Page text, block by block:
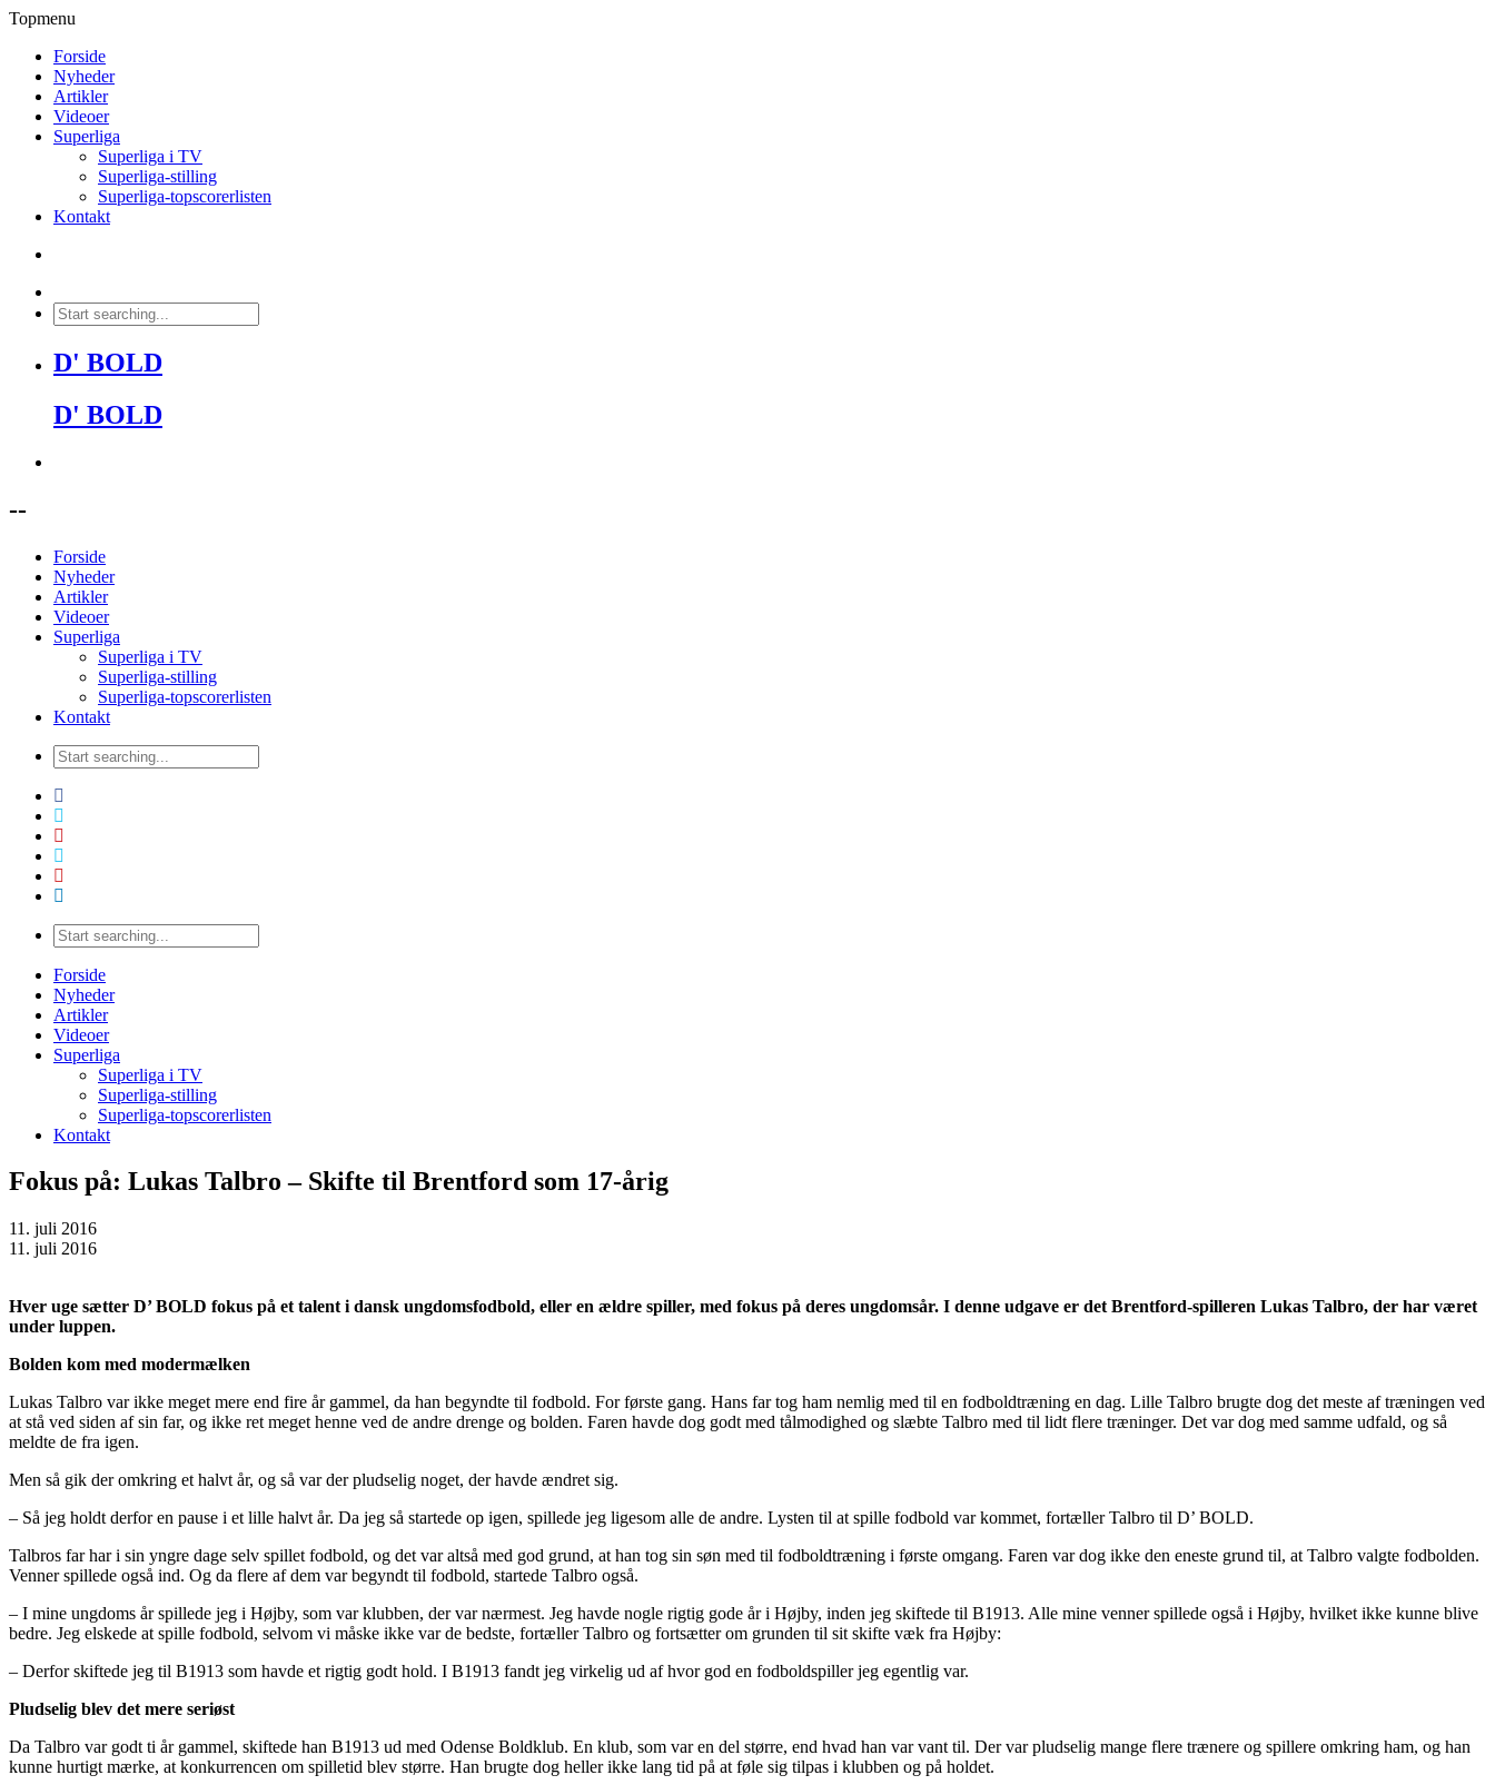
Topmenu
Forside
Nyheder
Artikler
Videoer
Superliga
Superliga i TV
Superliga-stilling
Superliga-topscorerlisten
Kontakt
D' BOLD
D' BOLD
--
Forside
Nyheder
Artikler
Videoer
Superliga
Superliga i TV
Superliga-stilling
Superliga-topscorerlisten
Kontakt
Forside
Nyheder
Artikler
Videoer
Superliga
Superliga i TV
Superliga-stilling
Superliga-topscorerlisten
Kontakt
Fokus på: Lukas Talbro – Skifte til Brentford som 17-årig
11. juli 2016
11. juli 2016
Hver uge sætter D’ BOLD fokus på et talent i dansk ungdomsfodbold, eller en ældre spiller, med fokus på deres ungdomsår. I denne udgave er det Brentford-spilleren Lukas Talbro, der har været
under luppen.
Bolden kom med modermælken
Lukas Talbro var ikke meget mere end fire år gammel, da han begyndte til fodbold. For første gang. Hans far tog ham nemlig med til en fodboldtræning en dag. Lille Talbro brugte dog det meste af træningen ved
at stå ved siden af sin far, og ikke ret meget henne ved de andre drenge og bolden. Faren havde dog godt med tålmodighed og slæbte Talbro med til lidt flere træninger. Det var dog med samme udfald, og så
meldte de fra igen.
Men så gik der omkring et halvt år, og så var der pludselig noget, der havde ændret sig.
– Så jeg holdt derfor en pause i et lille halvt år. Da jeg så startede op igen, spillede jeg ligesom alle de andre. Lysten til at spille fodbold var kommet, fortæller Talbro til D’ BOLD.
Talbros far har i sin yngre dage selv spillet fodbold, og det var altså med god grund, at han tog sin søn med til fodboldtræning i første omgang. Faren var dog ikke den eneste grund til, at Talbro valgte fodbolden.
Venner spillede også ind. Og da flere af dem var begyndt til fodbold, startede Talbro også.
– I mine ungdoms år spillede jeg i Højby, som var klubben, der var nærmest. Jeg havde nogle rigtig gode år i Højby, inden jeg skiftede til B1913. Alle mine venner spillede også i Højby, hvilket ikke kunne blive
bedre. Jeg elskede at spille fodbold, selvom vi måske ikke var de bedste, fortæller Talbro og fortsætter om grunden til sit skifte væk fra Højby:
– Derfor skiftede jeg til B1913 som havde et rigtig godt hold. I B1913 fandt jeg virkelig ud af hvor god en fodboldspiller jeg egentlig var.
Pludselig blev det mere seriøst
Da Talbro var godt ti år gammel, skiftede han B1913 ud med Odense Boldklub. En klub, som var en del større, end hvad han var vant til. Der var pludselig mange flere trænere og spillere omkring ham, og han
kunne hurtigt mærke, at konkurrencen om spilletid blev større. Han brugte dog heller ikke lang tid på at føle sig tilpas i klubben og på holdet.